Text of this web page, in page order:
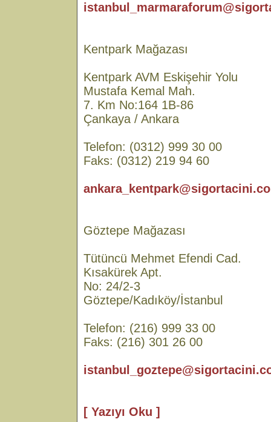
Kentpark Mağazası
Kentpark AVM Eskişehir Yolu
Mustafa Kemal Mah.
7. Km No:164 1B-86
Çankaya / Ankara
Telefon: (0312) 999 30 00
Faks: (0312) 219 94 60
Göztepe Mağazası
Tütüncü Mehmet Efendi Cad.
Kısakürek Apt.
No: 24/2-3
Göztepe/Kadıköy/İstanbul
Telefon: (216) 999 33 00
Faks: (216) 301 26 00
[ Yazıyı Oku ]